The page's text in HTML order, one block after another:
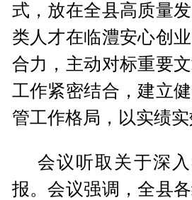
式，放在全县高质量
类人才在临澧安心创
合力，主动对标重要
工作紧密结合，建立
管工作格局，以实绩
会议听取关于深
报。会议强调，全县